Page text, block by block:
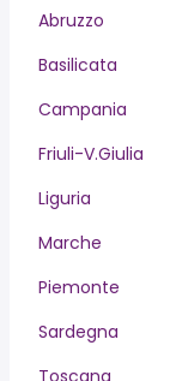
Abruzzo
Basilicata
Campania
Friuli-V.Giulia
Liguria
Marche
Piemonte
Sardegna
Toscana